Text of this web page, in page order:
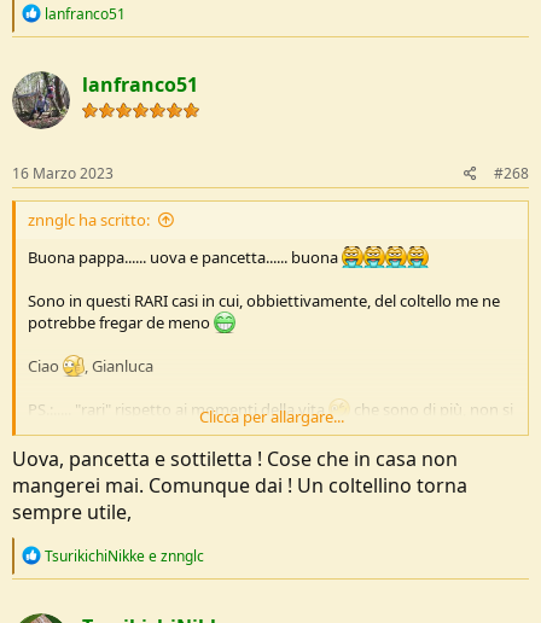
R
c
t
i
o
s
:
lanfranco51
lanfranco51
16 Marzo 2023 #268
znnglc ha scritto:
Buona pappa...... uova e pancetta...... buona
Sono in questi RARI casi in cui, obbiettivamente, del coltello me ne
potrebbe fregar de meno
Ciao
, Gianluca
PS.:..... "rari" rispetto ai momenti della vita
che sono di più, non si
può solo mangiare e bere
, bisogna anche lavorare
,
inoltre non che sia raro mangiar bene (per fortuna).
Clicca per allargare...
Uova, pancetta e sottiletta ! Cose che in casa non
mangerei mai. Comunque dai ! Un coltellino torna
sempre utile,
R
c
TsurikichiNikkeeznnglc